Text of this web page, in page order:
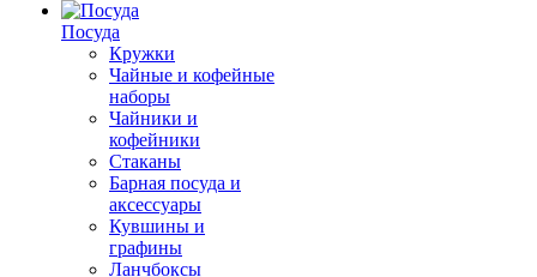
Посуда
Кружки
Чайные и кофейные
наборы
Чайники и
кофейники
Стаканы
Барная посуда и
аксессуары
Кувшины и
графины
Ланчбоксы